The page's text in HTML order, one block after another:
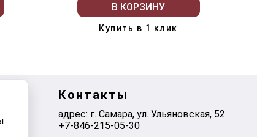
В КОРЗИНУ
Купить в 1 клик
Контакты
адрес: г. Самара, ул. ​Ульяновская, 52
+7-846-215-05-30